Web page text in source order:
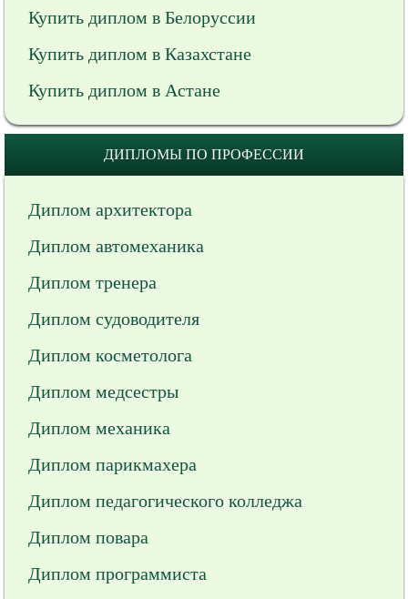
Купить диплом в Белоруссии
Купить диплом в Казахстане
Купить диплом в Астане
ДИПЛОМЫ ПО ПРОФЕССИИ
Диплом архитектора
Диплом автомеханика
Диплом тренера
Диплом судоводителя
Диплом косметолога
Диплом медсестры
Диплом механика
Диплом парикмахера
Диплом педагогического колледжа
Диплом повара
Диплом программиста